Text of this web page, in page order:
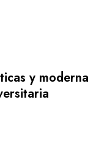
y moderna